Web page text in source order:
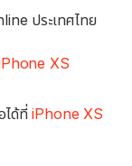
ประเทศไทย
XS
ได้ที่iPhone XS